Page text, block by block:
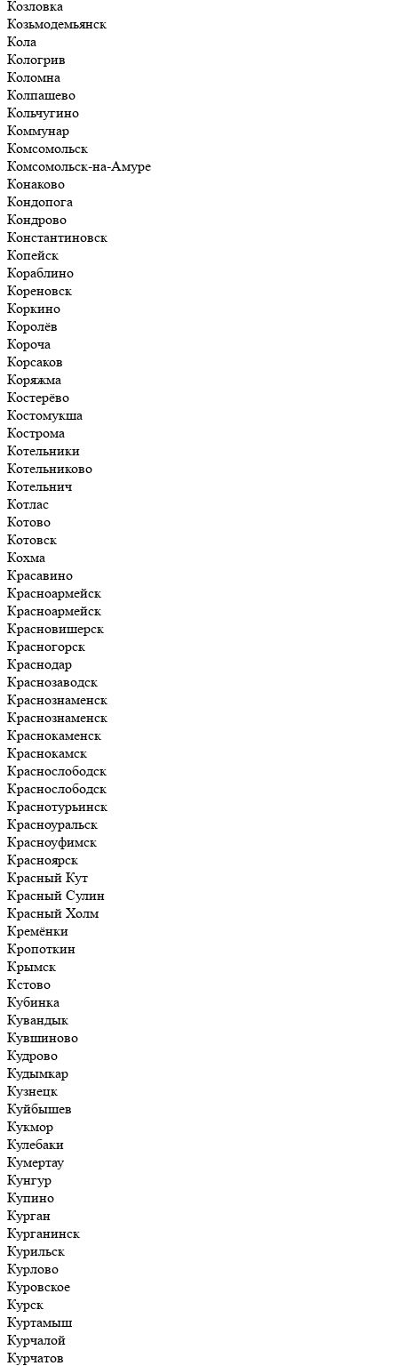
Козловка
Козьмодемьянск
Кола
Кологрив
Коломна
Колпашево
Кольчугино
Коммунар
Комсомольск
Комсомольск-на-Амуре
Конаково
Кондопога
Кондрово
Константиновск
Копейск
Кораблино
Кореновск
Коркино
Королёв
Короча
Корсаков
Коряжма
Костерёво
Костомукша
Кострома
Котельники
Котельниково
Котельнич
Котлас
Котово
Котовск
Кохма
Красавино
Красноармейск
Красноармейск
Красновишерск
Красногорск
Краснодар
Краснозаводск
Краснознаменск
Краснознаменск
Краснокаменск
Краснокамск
Краснослободск
Краснослободск
Краснотурьинск
Красноуральск
Красноуфимск
Красноярск
Красный Кут
Красный Сулин
Красный Холм
Кремёнки
Кропоткин
Крымск
Кстово
Кубинка
Кувандык
Кувшиново
Кудрово
Кудымкар
Кузнецк
Куйбышев
Кукмор
Кулебаки
Кумертау
Кунгур
Купино
Курган
Курганинск
Курильск
Курлово
Куровское
Курск
Куртамыш
Курчалой
Курчатов